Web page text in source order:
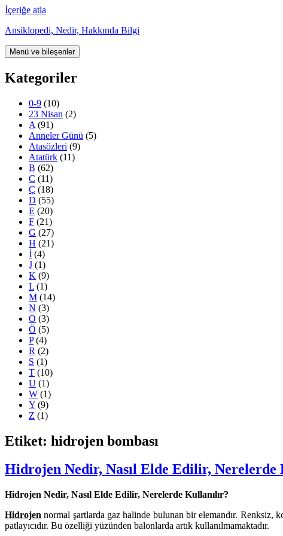
İçeriğe atla
Ansiklopedi, Nedir, Hakkında Bilgi
Menü ve bileşenler
Kategoriler
0-9 (10)
23 Nisan (2)
A (91)
Anneler Günü (5)
Atasözleri (9)
Atatürk (11)
B (62)
C (11)
Ç (18)
D (55)
E (20)
F (21)
G (27)
H (21)
İ (4)
J (1)
K (9)
L (1)
M (14)
N (3)
O (3)
Ö (5)
P(4)
R (2)
S (1)
T (10)
U (1)
W (1)
Y (9)
Z (1)
Etiket: hidrojen bombası
Hidrojen Nedir, Nasıl Elde Edilir, Nerelerde
Hidrojen Nedir, Nasıl Elde Edilir, Nerelerde Kullanılır?
Hidrojen normal şartlarda gaz halinde bulunan bir elemandır. Renksiz,
patlayıcıdır. Bu özelliği yüzünden balonlarda artık kullanılmamaktadır.